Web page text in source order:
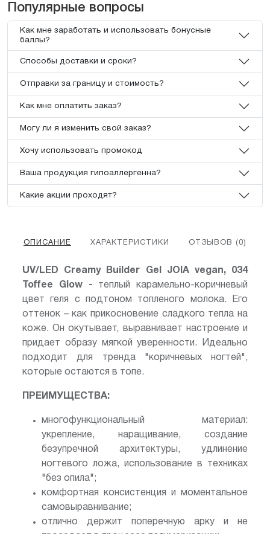
Популярные вопросы
Как мне заработать и использовать бонусные
баллы?
Способы доставки и сроки?
Отправки за границу и стоимость?
Как мне оплатить заказ?
Могу ли я изменить свой заказ?
Хочу использовать промокод
Ваша продукция гипоаллергенна?
Какие акции проходят?
ОПИСАНИЕ ХАРАКТЕРИСТИКИ ОТЗЫВОВ (0)
UV/LED Creamy Builder Gel JOIA vegan, 034
Toffee Glow - теплый карамельно-коричневый
цвет геля с подтоном топленого молока. Его
оттенок – как прикосновение сладкого тепла на
коже. Он окутывает, выравнивает настроение и
придает образу мягкой уверенности. Идеально
подходит для тренда "коричневых ногтей",
которые остаются в топе.
ПРЕИМУЩЕСТВА:
многофункциональный материал:
укрепление, наращивание, создание
безупречной архитектуры, удлинение
ногтевого ложа, использование в техниках
"без опила";
комфортная консистенция и моментальное
самовыравнивание;
отлично держит поперечную арку и не